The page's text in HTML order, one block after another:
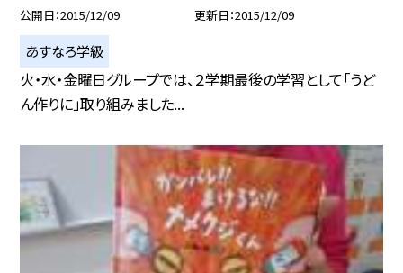
公開日 2015/12/09 更新日 2015/12/09
あすなろ学級
火・水・金曜日グループでは、２学期最後の学習として「うど
ん作りに」取り組みました...